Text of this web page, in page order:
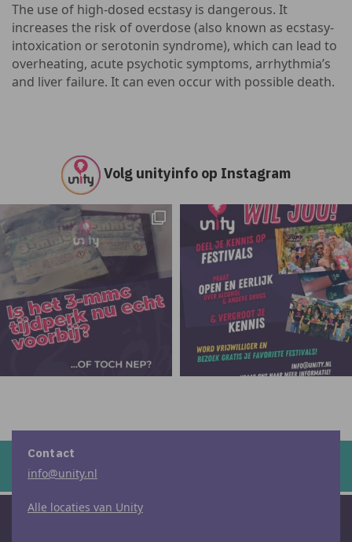
The use of high-dosed ecstasy is dangerous. It
increases the risk of overdose (also known as ecstasy-
intoxication or serotonin syndrome), which can lead to
overheating, acute psychotic symptoms, arrhythmia’s
and liver failure. It can even occur with possible death.
Volg unityinfo op Instagram
Contact
info@unity.nl
Alle locaties van Unity